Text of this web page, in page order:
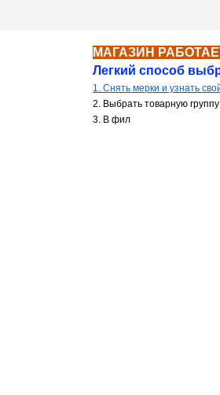
МАГАЗИН
Легкий способ
1. Снять мерки и узнать
2. Выбрать товарную группу в
3. В фил